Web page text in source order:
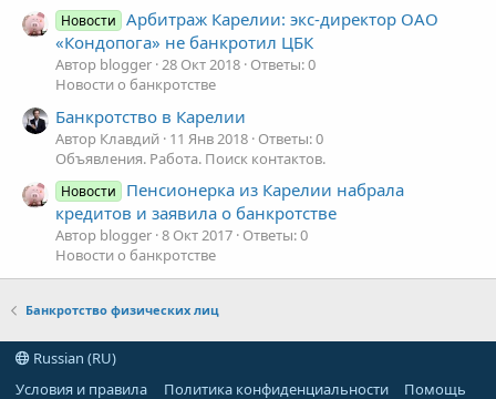
Новости
Арбитраж Карелии: экс-директор ОАО
«Кондопога» не банкротил ЦБК
Автор blogger 28 Окт 2018 Ответы: 0
Новости о банкротстве
Банкротство в Карелии
Автор Клавдий 11 Янв 2018 Ответы: 0
Объявления. Работа. Поиск контактов.
Новости
Пенсионерка из Карелии набрала
кредитов и заявила о банкротстве
Автор blogger 8 Окт 2017 Ответы: 0
Новости о банкротстве
Банкротство физических лиц
Russian (RU)
Условия и правила
Политика конфиденциальности Помощь